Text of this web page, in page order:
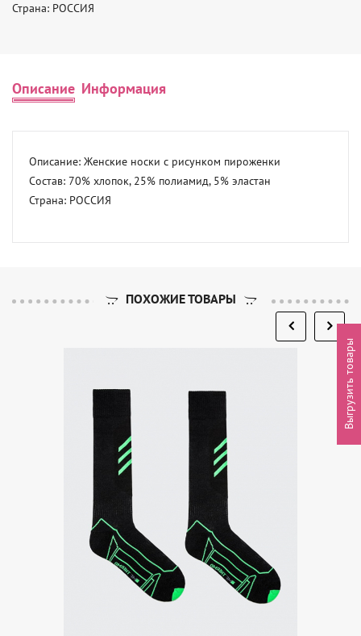
Страна: РОССИЯ
Описание Информация
Описание: Женские носки с рисунком пироженки
Состав: 70% хлопок, 25% полиамид, 5% эластан
Страна: РОССИЯ
ПОХОЖИЕ ТОВАРЫ
Выгрузить товары